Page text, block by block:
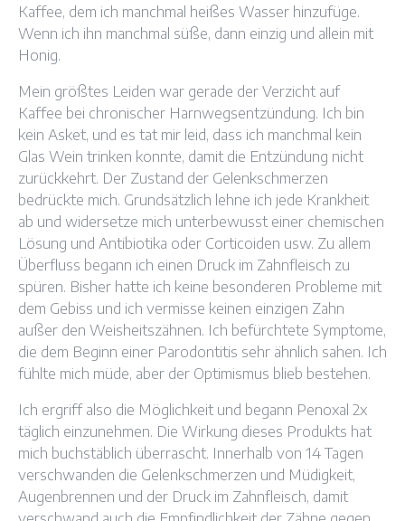
Kaffee, dem ich manchmal heißes Wasser hinzufüge.
Wenn ich ihn manchmal süße, dann einzig und allein mit
Honig.
Mein größtes Leiden war gerade der Verzicht auf
Kaffee bei chronischer Harnwegsentzündung. Ich bin
kein Asket, und es tat mir leid, dass ich manchmal kein
Glas Wein trinken konnte, damit die Entzündung nicht
zurückkehrt. Der Zustand der Gelenkschmerzen
bedrückte mich. Grundsätzlich lehne ich jede Krankheit
ab und widersetze mich unterbewusst einer chemischen
Lösung und Antibiotika oder Corticoiden usw. Zu allem
Überfluss begann ich einen Druck im Zahnfleisch zu
spüren. Bisher hatte ich keine besonderen Probleme mit
dem Gebiss und ich vermisse keinen einzigen Zahn
außer den Weisheitszähnen. Ich befürchtete Symptome,
die dem Beginn einer Parodontitis sehr ähnlich sahen. Ich
fühlte mich müde, aber der Optimismus blieb bestehen.
Ich ergriff also die Möglichkeit und begann Penoxal 2x
täglich einzunehmen. Die Wirkung dieses Produkts hat
mich buchstäblich überrascht. Innerhalb von 14 Tagen
verschwanden die Gelenkschmerzen und Müdigkeit,
Augenbrennen und der Druck im Zahnfleisch, damit